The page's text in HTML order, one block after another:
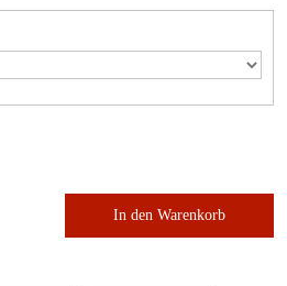
In den Warenkorb